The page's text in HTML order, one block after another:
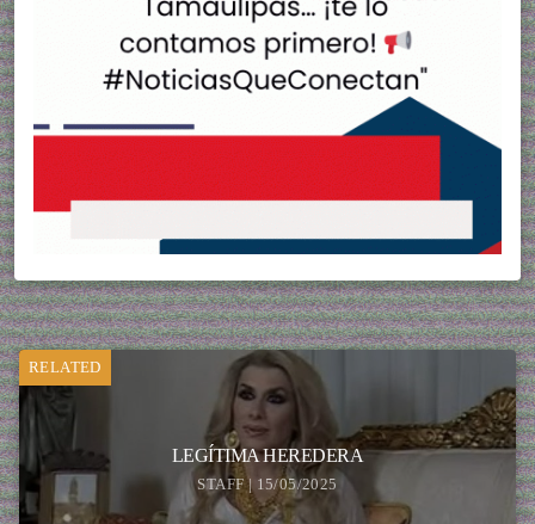
RELATED
LEGÍTIMA HEREDERA
STAFF | 15/05/2025